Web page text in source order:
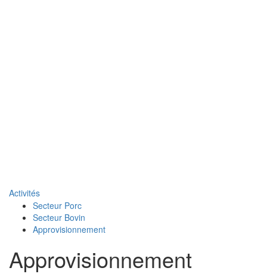
Activités
Secteur Porc
Secteur Bovin
Approvisionnement
Approvisionnement